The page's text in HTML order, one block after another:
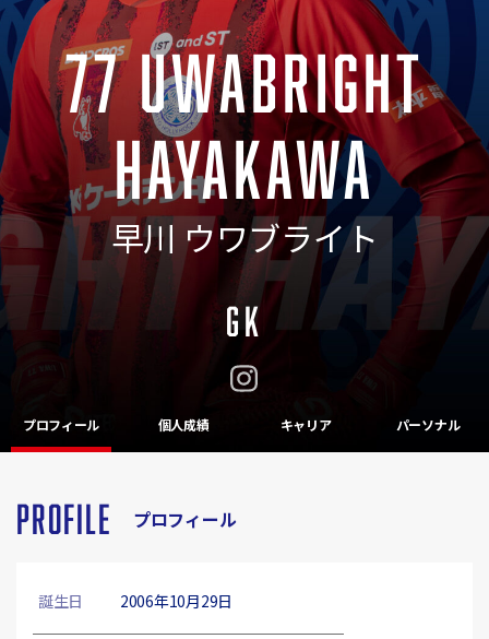
77 UWABRIGHT
HAYAKAWA
早川 ウワブライト
GK
プロフィール 個人成績 キャリア パーソナル
PROFILE プロフィール
誕生日 2006年10月29日